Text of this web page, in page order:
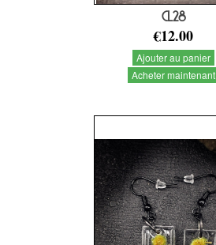
CL28
€12.00
Ajouter au panier
Acheter maintenant